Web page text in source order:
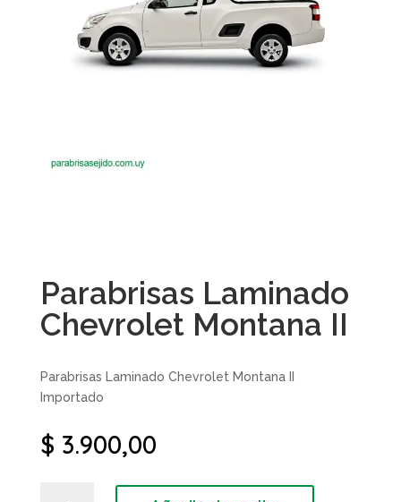
Parabrisas Laminado
Chevrolet Montana II
Parabrisas Laminado Chevrolet Montana II
Importado
$ 3.900,00